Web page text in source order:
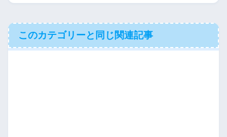
このカテゴリーと同じ関連記事